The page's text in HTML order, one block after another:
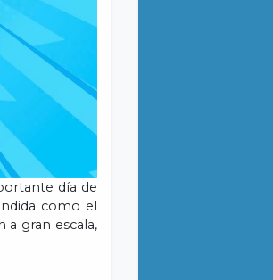
día de
como el
gran escala,